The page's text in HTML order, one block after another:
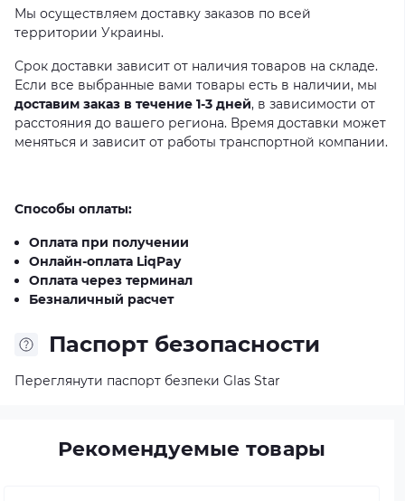
Мы осуществляем доставку заказов по всей
территории Украины.
Срок доставки зависит от наличия товаров на складе.
Если все выбранные вами товары есть в наличии, мы
доставим заказ в течение 1-3 дней, в зависимости от
расстояния до вашего региона. Время доставки может
меняться и зависит от работы транспортной компании.
Способы оплаты:
Оплата при получении
Онлайн-оплата LiqPay
Оплата через терминал
Безналичный расчет
Паспорт безопасности
Переглянути паспорт безпеки Glas Star
Рекомендуемые товары